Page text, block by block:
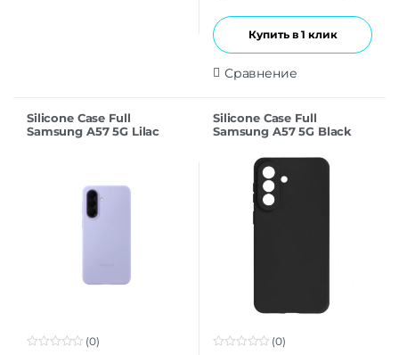
Купить в 1 клик
Сравнение
Silicone Case Full
Samsung A57 5G Lilac
(0)
Silicone Case Full
Samsung A57 5G Black
(0)